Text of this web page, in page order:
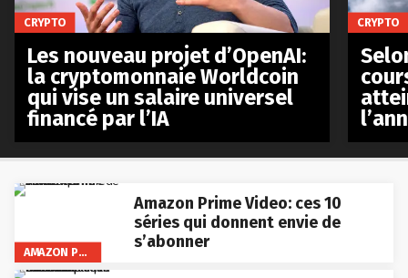
AMAZON PRIME VIDEO
Amazon Prime Video: ces 10
séries qui donnent envie de
s’abonner
CRYPTO
Les nouveau projet d’OpenAI:
la cryptomonnaie Worldcoin
qui vise un salaire universel
financé par l’IA
CRYPTO